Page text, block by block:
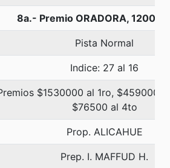
8a.- Premio ORADORA, 1200
Pista Normal
Indice: 27 al 16
$1530000 al 1ro, $459000
$76500 al 4to
Prop. ALICAHUE
Prep. I. MAFFUD H.